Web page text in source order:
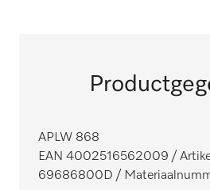
APLW 868
EAN 4002516562009 /
69686800D /